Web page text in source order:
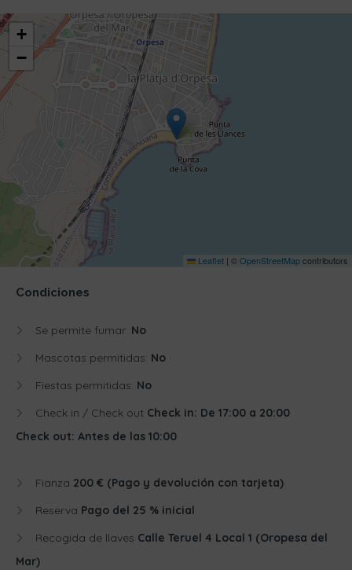
+
−
Leaflet | ©OpenStreetMapcontributors
Condiciones
Se permite fumar: No
Mascotas permitidas: No
Fiestas permitidas: No
Check in / Check out Check in: De 17:00 a 20:00
Check out: Antes de las 10:00
Fianza 200 € (Pago y devolución con tarjeta)
Reserva Pago del 25 % inicial
Recogida de llaves Calle Teruel 4 Local 1 (Oropesa del
Mar)